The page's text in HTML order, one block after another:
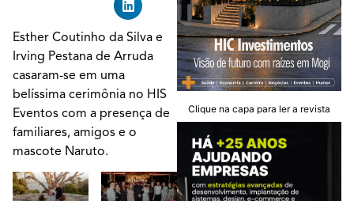
Esther Coutinho da Silva e
Irving Pestana de Arruda
casaram-se em uma
belíssima cerimônia no HIS
Eventos com a presença de
familiares, amigos e o
mascote Naruto.
Clique na capa para ler a revista